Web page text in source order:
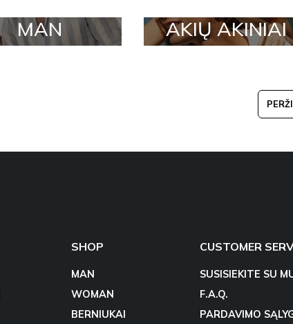
MAN AKIŲ AKINIAI
SHOP
MAN
WOMAN
BERNIUKAI
CUSTOMER
SUSISIEKITE SU
F.A.Q.
PARDAVIMO